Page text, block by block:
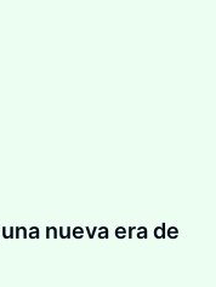
nueva era de